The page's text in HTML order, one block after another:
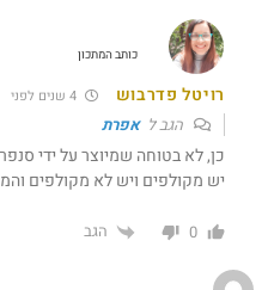
כותב המתכון
רויטל פדרבוש 4 שנים לפני
הגב לאפרת
כן, לא בטוחה שמיוצר על ידי
יש מקולפים ויש לא מקולפים
0 הגב